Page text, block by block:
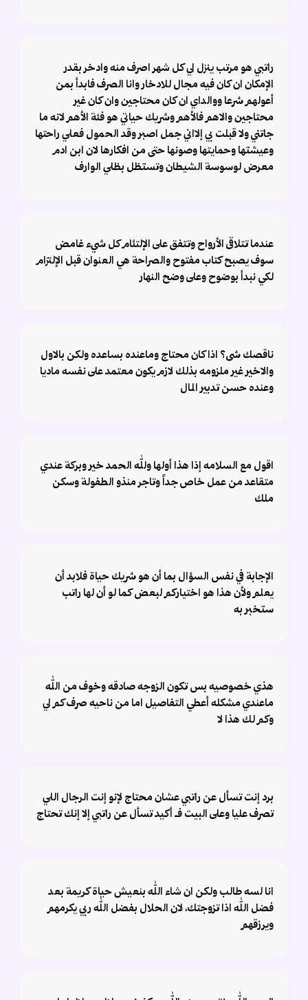
راتبي هو مرتب ينزل لي كل شهر اصرف منه وادخر بقدر
الإمكان ان كان فيه مجال للادخار وانا الصرف فابدأ بمن
أعولهم شرعا ووالداي ان كان محتاجين وان كان غير
محتاجين والاهم فالأهم وشريك حياتي هو فئة الأهم لانه ما
جاتني ولا قبلت بي إلااني جمل اصبر وقد الحمول فعلي راحتها
وعيشتها وحمايتها وصونها حتى من افكارها لان ابن ادم
معرض لوسوسة الشيطان وتستظل بظلي الوارف
عندما تتلاقى الأرواح وتتفق على الإلتئام كل شيء غامض
سوف يصبح كتاب مفتوح والصراحة هي العنوان قبل الإلتزام
لكي نبدأ بوضوح وعلى وضح النهار
ناقصك شى؟ اذا كان محتاج وماعنده بساعده ولكن بالاول
والاخير غير ملزومه بذلك لازم يكون معتمد على نفسه ماديا
وعنده حسن تدبير المال
اقول مع السلامه إذا هذا أولها ولله الحمد خير وبركة عندي
متقاعد من عمل خاص جداً وتاجر منذو الطفولة وسكن
ملك
الإجابة في نفس السؤال بما أن هو شريك حياة فلابد أن
يعلم ولأن هذا هو اختياركم لبعض كما لو أن لها راتب
ستخبر به
هذي خصوصيه بس تكون الزوجه صادقه وخوف من الله
ماعندي مشكله أعطي التفاصيل اما من ناحيه صرف كم لي
وكم لك هذا لا
برد إنت تسأل عن راتبي عشان محتاج لإنو إنت الرجال اللي
تصرف عليا وعلى البيت فـ أكيد تسأل عن راتبي إلا إنك تحتاج
انا لسه طالب ولكن ان شاء الله بنعيش حياة كريمة بعد
فضل الله اذا تزوجتك، لان الحلال بفضل الله ربي يكرمهم
ويرزقهم